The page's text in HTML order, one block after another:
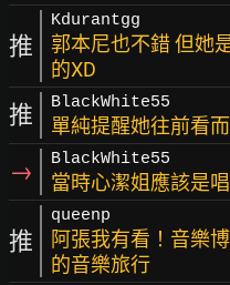
推
Kdurantgg
郭本尼也不錯 但她
的XD
推 BlackWhite55
單純提醒她往前看
→ BlackWhite55
當時心潔姐應該是
推
queenp
阿張我有看！音樂
的音樂旅行